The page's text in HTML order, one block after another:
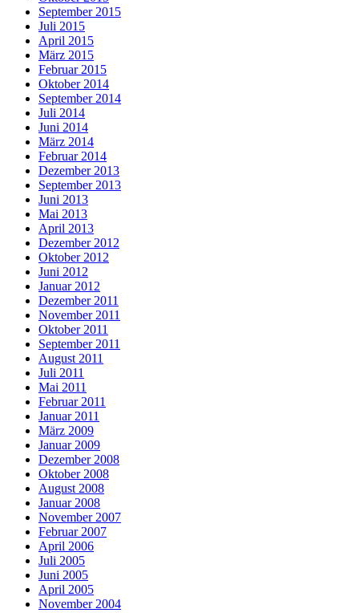
September 2015
Juli 2015
April 2015
März 2015
Februar 2015
Oktober 2014
September 2014
Juli 2014
Juni 2014
März 2014
Februar 2014
Dezember 2013
September 2013
Juni 2013
Mai 2013
April 2013
Dezember 2012
Oktober 2012
Juni 2012
Januar 2012
Dezember 2011
November 2011
Oktober 2011
September 2011
August 2011
Juli 2011
Mai 2011
Februar 2011
Januar 2011
März 2009
Januar 2009
Dezember 2008
Oktober 2008
August 2008
Januar 2008
November 2007
Februar 2007
April 2006
Juli 2005
Juni 2005
April 2005
November 2004